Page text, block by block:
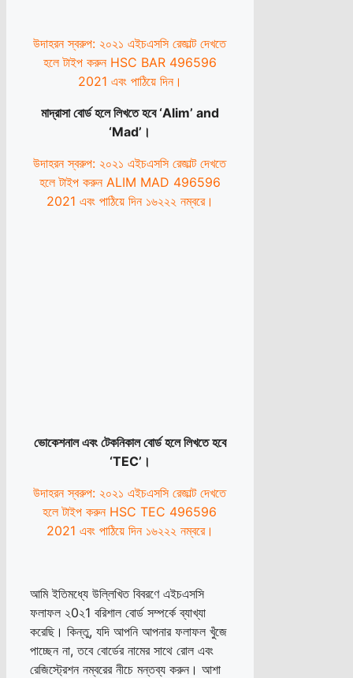
উদাহরন স্বরুপ: ২০২১ এইচএসসি রেজাল্ট দেখতে
হলে টাইপ করুন HSC BAR 496596
2021 এবং পাঠিয়ে দিন।
মাদ্রাসা বোর্ড হলে লিখতে হবে ‘Alim’ and
‘Mad’।
উদাহরন স্বরুপ: ২০২১ এইচএসসি রেজাল্ট দেখতে
হলে টাইপ করুন ALIM MAD 496596
2021 এবং পাঠিয়ে দিন ১৬২২২ নম্বরে।
ভোকেশনাল এবং টেকনিকাল বোর্ড হলে লিখতে হবে
‘TEC’।
উদাহরন স্বরুপ: ২০২১ এইচএসসি রেজাল্ট দেখতে
হলে টাইপ করুন HSC TEC 496596
2021 এবং পাঠিয়ে দিন ১৬২২২ নম্বরে।
আমি ইতিমধ্যে উল্লিখিত বিবরণে এইচএসসি
ফলাফল ২0২1 বরিশাল বোর্ড সম্পর্কে ব্যাখ্যা
করেছি। কিন্তু, যদি আপনি আপনার ফলাফল খুঁজে
পাচ্ছেন না, তবে বোর্ডের নামের সাথে রোল এবং
রেজিস্ট্রেশন নম্বরের নীচে মন্তব্য করুন। আশা